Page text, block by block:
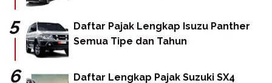
Daftar Pajak Lengkap Isuzu Panther
Semua Tipe dan Tahun
Daftar Lengkap Pajak Suzuki SX4